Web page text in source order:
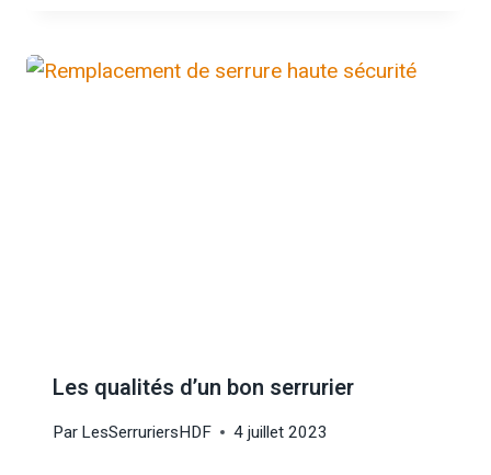
Les qualités d’un bon serrurier
Par LesSerruriersHDF 4 juillet 2023